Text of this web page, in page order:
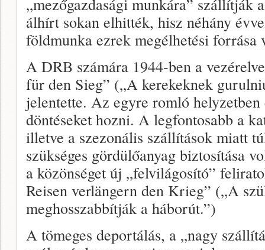
álhírt sokan elhitték, hisz néhány
földmunka ezrek megélhetési forrása
A DRB számára 1944-ben a
für den Sieg” („A kerekeknek
jelentette. Az egyre romló
döntéseket hozni. A legfontosabb a
illetve a szezonális szállítások miatt
szükséges gördülőanyag biztosítása
a közönséget új „felvilágosító”
Reisen verlängern den Krieg” („A
meghosszabbítják a háborút.”)
A tömeges deportálás, a „nagy